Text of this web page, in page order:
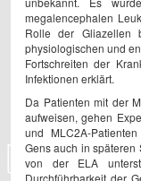
megalencephalen
Rolle der Gliazellen
physiologischen und
Fortschreiten der
Infektionen erklärt.
Da Patienten mit der
aufweisen, gehen
und MLC2A-
Gens auch in späteren
von der ELA
Durchführbarkeit der